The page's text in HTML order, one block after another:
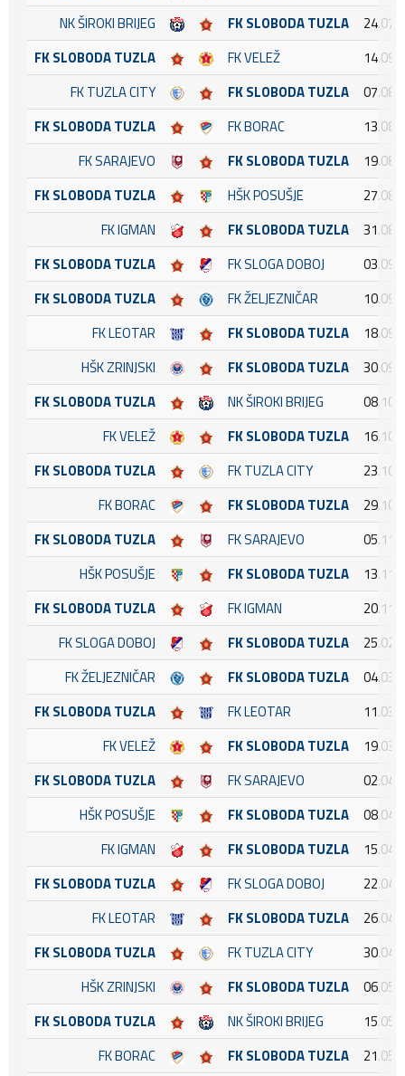
NK ŠIROKI BRIJEG
FK SLOBODA TUZLA
FK SLOBODA TUZLA
FK VELEŽ
FK TUZLA CITY
FK SLOBODA TUZLA
FK SLOBODA TUZLA
FK BORAC
FK SARAJEVO
FK SLOBODA TUZLA
FK SLOBODA TUZLA
HŠK POSUŠJE
FK IGMAN
FK SLOBODA TUZLA
FK SLOBODA TUZLA
FK SLOGA DOBOJ
FK SLOBODA TUZLA
FK ŽELJEZNIČAR
FK LEOTAR
FK SLOBODA TUZLA
HŠK ZRINJSKI
FK SLOBODA TUZLA
FK SLOBODA TUZLA
NK ŠIROKI BRIJEG
FK VELEŽ
FK SLOBODA TUZLA
FK SLOBODA TUZLA
FK TUZLA CITY
FK BORAC
FK SLOBODA TUZLA
FK SLOBODA TUZLA
FK SARAJEVO
HŠK POSUŠJE
FK SLOBODA TUZLA
FK SLOBODA TUZLA
FK IGMAN
FK SLOGA DOBOJ
FK SLOBODA TUZLA
FK ŽELJEZNIČAR
FK SLOBODA TUZLA
FK SLOBODA TUZLA
FK LEOTAR
FK VELEŽ
FK SLOBODA TUZLA
FK SLOBODA TUZLA
FK SARAJEVO
HŠK POSUŠJE
FK SLOBODA TUZLA
FK IGMAN
FK SLOBODA TUZLA
FK SLOBODA TUZLA
FK SLOGA DOBOJ
FK LEOTAR
FK SLOBODA TUZLA
FK SLOBODA TUZLA
FK TUZLA CITY
HŠK ZRINJSKI
FK SLOBODA TUZLA
FK SLOBODA TUZLA
NK ŠIROKI BRIJEG
FK BORAC
FK SLOBODA TUZLA